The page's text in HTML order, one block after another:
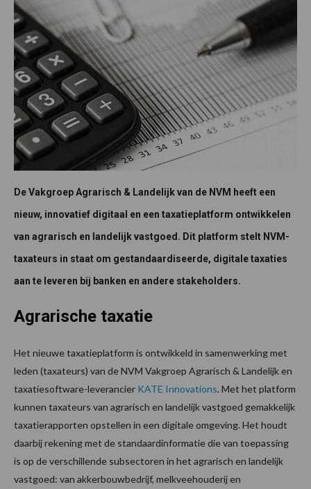
De Vakgroep Agrarisch & Landelijk van de NVM heeft een
nieuw, innovatief digitaal en een taxatieplatform ontwikkelen
van agrarisch en landelijk vastgoed. Dit platform stelt NVM-
taxateurs in staat om gestandaardiseerde, digitale taxaties
aan te leveren bij banken en andere stakeholders.
Agrarische taxatie
Het nieuwe taxatieplatform is ontwikkeld in samenwerking met
leden (taxateurs) van de NVM Vakgroep Agrarisch & Landelijk en
taxatiesoftware-leverancier KATE Innovations. Met het platform
kunnen taxateurs van agrarisch en landelijk vastgoed gemakkelijk
taxatierapporten opstellen in een digitale omgeving. Het houdt
daarbij rekening met de standaardinformatie die van toepassing
is op de verschillende subsectoren in het agrarisch en landelijk
vastgoed: van akkerbouwbedrijf, melkveehouderij en